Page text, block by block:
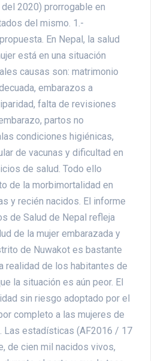
2020) prorrogable en
del mismo. 1.-
En Nepal, la salud
está en una situación
causas son: matrimonio
embarazos a
falta de revisiones
partos no
condiciones higiénicas,
de vacunas y dificultad en
de salud. Todo ello
de la morbimortalidad en
y recién nacidos. El informe
de Salud de Nepal refleja
de la mujer embarazada y
de Nuwakot es bastante
realidad de los habitantes de
la situación es aún peor. El
sin riesgo adoptado por el
completo a las mujeres de
Las estadísticas (AF2016 / 17
de cien mil nacidos vivos,